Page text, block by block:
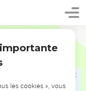
richesses, il
lui.
va pleuvoir sur lui,
les cookies », vous